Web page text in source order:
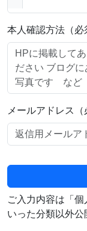
本人確認方法（必
メールアドレス（
ご入力内容は「
いった分類以外公